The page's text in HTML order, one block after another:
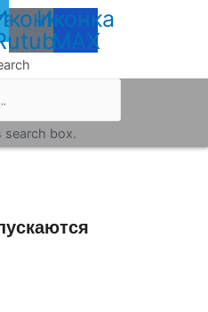
Иконка
MAX
search box.